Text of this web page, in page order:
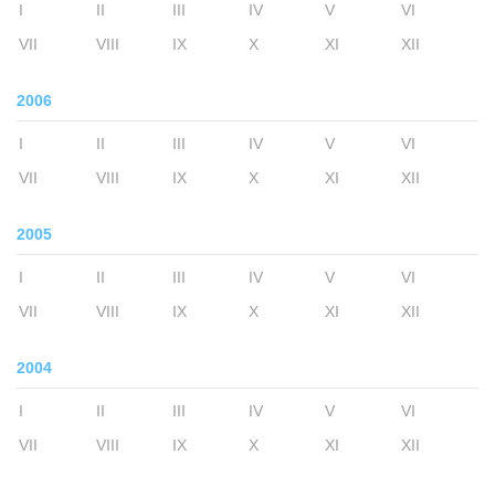
I II III IV V
VI
VII
VIII IX X XI XII
2006
I II III IV V
VI
VII
VIII IX X XI XII
2005
I II III IV V
VI
VII
VIII IX X XI XII
2004
I II III IV V
VI
VII
VIII IX X XI XII